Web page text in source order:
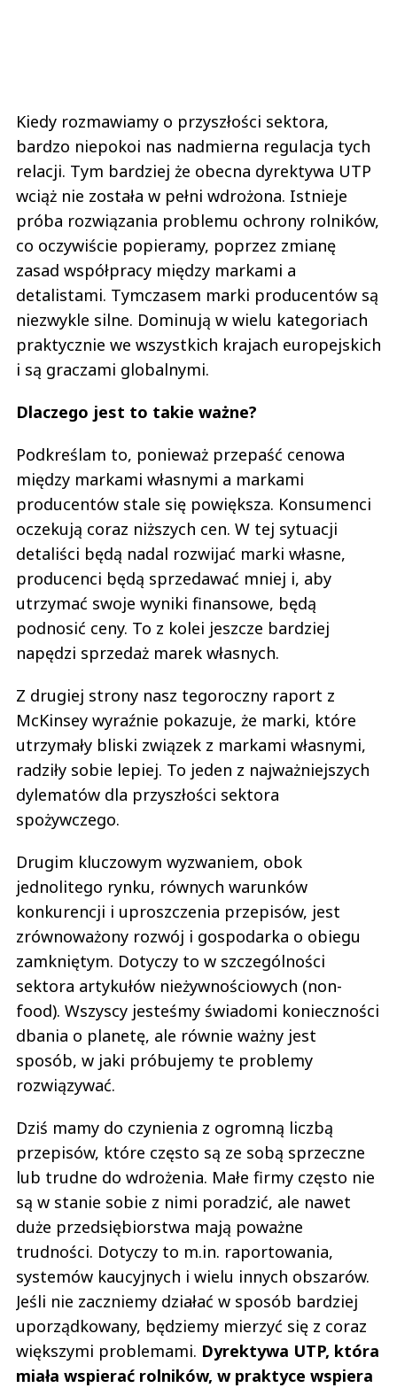
Kiedy rozmawiamy o przyszłości sektora,
bardzo niepokoi nas nadmierna regulacja tych
relacji. Tym bardziej że obecna dyrektywa UTP
wciąż nie została w pełni wdrożona. Istnieje
próba rozwiązania problemu ochrony rolników,
co oczywiście popieramy, poprzez zmianę
zasad współpracy między markami a
detalistami. Tymczasem marki producentów są
niezwykle silne. Dominują w wielu kategoriach
praktycznie we wszystkich krajach europejskich
i są graczami globalnymi.
Dlaczego jest to takie ważne?
Podkreślam to, ponieważ przepaść cenowa
między markami własnymi a markami
producentów stale się powiększa. Konsumenci
oczekują coraz niższych cen. W tej sytuacji
detaliści będą nadal rozwijać marki własne,
producenci będą sprzedawać mniej i, aby
utrzymać swoje wyniki finansowe, będą
podnosić ceny. To z kolei jeszcze bardziej
napędzi sprzedaż marek własnych.
Z drugiej strony nasz tegoroczny raport z
McKinsey wyraźnie pokazuje, że marki, które
utrzymały bliski związek z markami własnymi,
radziły sobie lepiej. To jeden z najważniejszych
dylematów dla przyszłości sektora
spożywczego.
Drugim kluczowym wyzwaniem, obok
jednolitego rynku, równych warunków
konkurencji i uproszczenia przepisów, jest
zrównoważony rozwój i gospodarka o obiegu
zamkniętym. Dotyczy to w szczególności
sektora artykułów nieżywnościowych (non-
food). Wszyscy jesteśmy świadomi konieczności
dbania o planetę, ale równie ważny jest
sposób, w jaki próbujemy te problemy
rozwiązywać.
Dziś mamy do czynienia z ogromną liczbą
przepisów, które często są ze sobą sprzeczne
lub trudne do wdrożenia. Małe firmy często nie
są w stanie sobie z nimi poradzić, ale nawet
duże przedsiębiorstwa mają poważne
trudności. Dotyczy to m.in. raportowania,
systemów kaucyjnych i wielu innych obszarów.
Jeśli nie zaczniemy działać w sposób bardziej
uporządkowany, będziemy mierzyć się z coraz
większymi problemami. Dyrektywa UTP, która
miała wspierać rolników, w praktyce wspiera